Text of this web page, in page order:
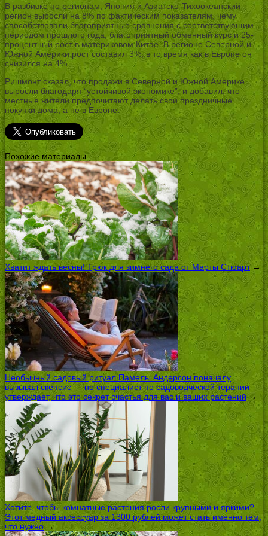
В разбивке по регионам, Япония и Азиатско-Тихоокеанский
регион выросли на 8% по фактическим показателям, чему
способствовали благоприятные сравнения с соответствующим
периодом прошлого года, благоприятный обменный курс и 25-
процентный рост в материковом Китае. В регионе Северной и
Южной Америки рост составил 3%, в то время как в Европе он
снизился на 4%.
Ришмонт сказал, что продажи в Северной и Южной Америке
выросли благодаря “устойчивой экономике”, и добавил, что
местные жители предпочитают делать свои праздничные
покупки дома, а не в Европе.
Похожие материалы
Хватит ждать весны! Трюк для зимнего сада от Марты Стюарт→
Необычный садовый ритуал Памелы Андерсон поначалу
вызывал скепсис — но специалист по садоводческой терапии
утверждает, что это секрет счастья для вас и ваших растений→
Хотите, чтобы комнатные растения росли крупными и яркими?
Этот медный аксессуар за 1300 рублей может стать именно тем,
что нужно→